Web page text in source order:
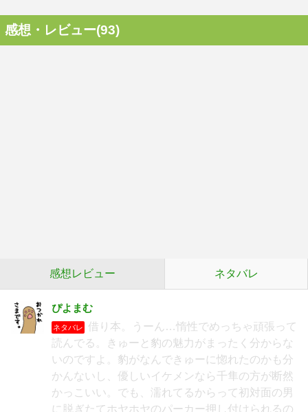
感想・レビュー(93)
感想レビュー ネタバレ
ぴよまむ
ネタバレ
借り本。うーん…惰性でめっちゃ頑張って
読んでる。きゅーと豹の魅力がまったく分からな
いのですよ。豹がなんできゅーに惚れたのかも分
かんないし、優しいイケメンなら千隼の方が断然
かっこいい。でも、濡れてるからって初対面の男
に脱ぎたてホヤホヤのパーカー押し付けられるの